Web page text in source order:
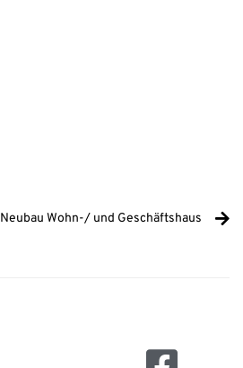
Neubau Wohn-/ und Geschäftshaus